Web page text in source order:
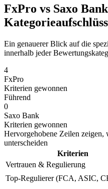
FxPro vs Saxo
Ein genauerer Blick auf die
innerhalb jeder
4
FxPro
Kriterien gewonnen
Führend
0
Saxo Bank
Kriterien gewonnen
Hervorgehobene Zeilen
unterscheiden
Kriterien
Vertrauen & Regulierung
Top-Regulierer (FCA, ASIC,